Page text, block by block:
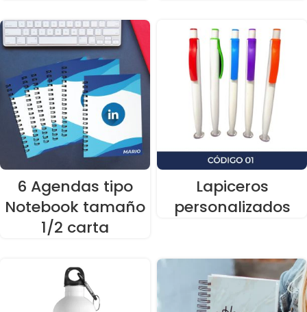
6 Agendas tipo
Notebook tamaño
1/2 carta
Lapiceros
personalizados